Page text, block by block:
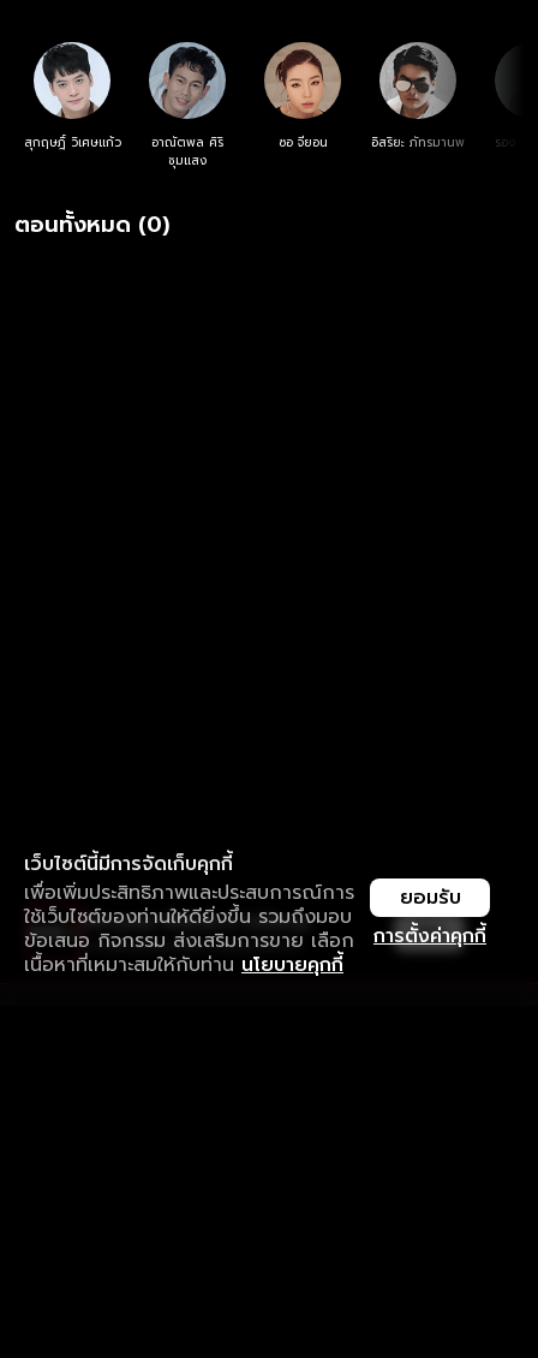
สุกฤษฎิ์ วิเศษแก้ว
อาณัตพล ศิริ
ชุมแสง
ซอ จียอน อิสริยะ ภัทรมานพ รอง เ
ตอนทั้งหมด (0)
เว็บไซต์นี้มีการจัดเก็บคุกกี้
เพื่อเพิ่มประสิทธิภาพและประสบการณ์การ
ใช้เว็บไซต์ของท่านให้ดียิ่งขึ้น รวมถึงมอบ
ข้อเสนอ กิจกรรม ส่งเสริมการขาย เลือก
เนื้อหาที่เหมาะสมให้กับท่าน นโยบายคุกกี้
การตั้งค่าคุกกี้
ยอมรับ
ใช้งานแอป ลื่นไหลกว่า ไม่มีสะดุด
ดาวน์โหลดแอปเพื่อการรับชมที่ดีกว่า เปิด